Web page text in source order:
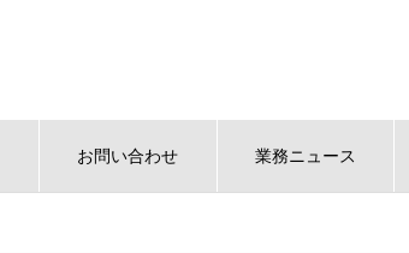
お問い合わせ 業務ニュース